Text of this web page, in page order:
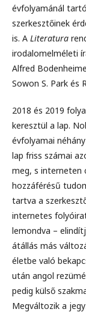
évfolyamánál
szerkesztőinek
is. A Literatura
irodalomelméleti
Alfred
Sowon S. Park és
2018 és 2019
keresztül a lap.
évfolyamai
lap friss számai
meg, s interneten
hozzáférésű
tartva a
internetes
lemondva –
átállás más
életbe való
után angol
pedig külső
Megváltozik a